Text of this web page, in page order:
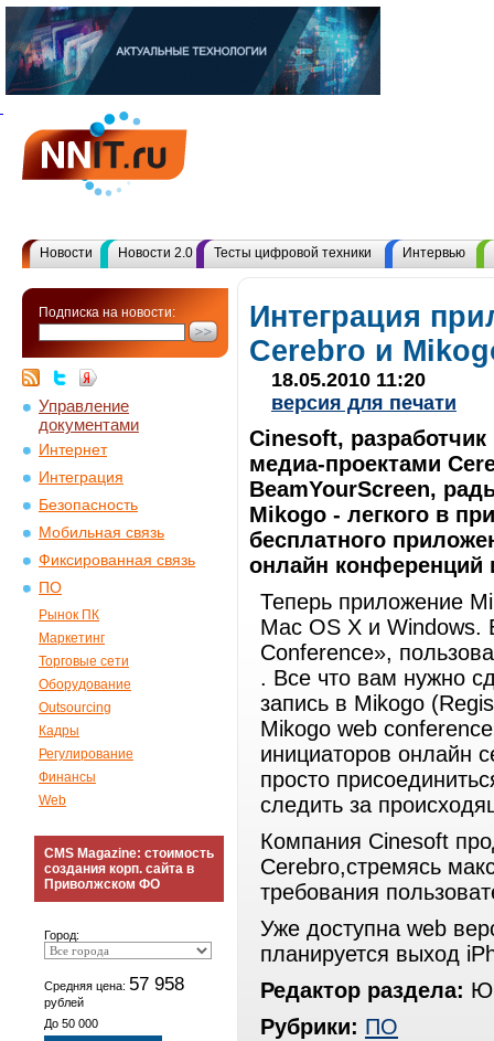
Новости Новости 2.0 Тесты цифровой техники Интервью
Подписка на новости:
Управление
документами
Интернет
Интеграция
Безопасность
Мобильная связь
Фиксированная связь
ПО
Рынок ПК
Маркетинг
Торговые сети
Оборудование
Outsourcing
Кадры
Регулирование
Финансы
Web
CMS Magazine: стоимость
создания корп. сайта в
Приволжском ФО
Город:
Средняя цена: 57 958
рублей
До 50 000
Интеграция
Cerebro и
18.05.2010 11:20
версия для печати
Cinesoft,
медиа-проектами
BeamYourScreen,
Mikogo - легкого в
бесплатного
онлайн конференций
Теперь приложение
Mac OS X и Windows.
Conference»,
. Все что вам нужно
запись в Mikogo
Mikogo web
инициаторов онлайн
просто
следить за
Компания Cinesoft
Cerebro,стремясь
требования
Уже доступна web
планируется выход
Редактор раздела:
Рубрики: ПО